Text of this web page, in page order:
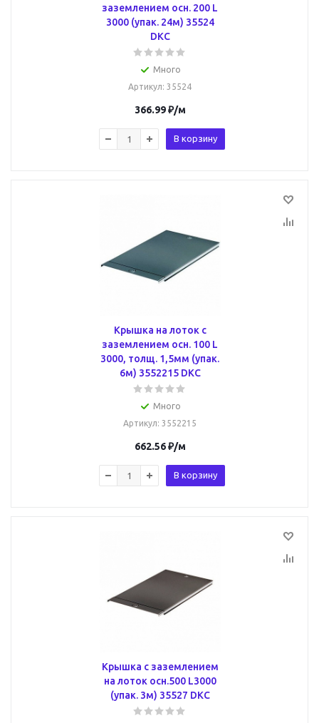
заземлением осн. 200 L
3000 (упак. 24м) 35524
DKC
Много
Артикул: 35524
366.99₽/м
В корзину
Крышка на лоток с
заземлением осн. 100 L
3000, толщ. 1,5мм (упак.
6м) 3552215 DKC
Много
Артикул: 3552215
662.56₽/м
В корзину
Крышка с заземлением
на лоток осн.500 L3000
(упак. 3м) 35527 DKC